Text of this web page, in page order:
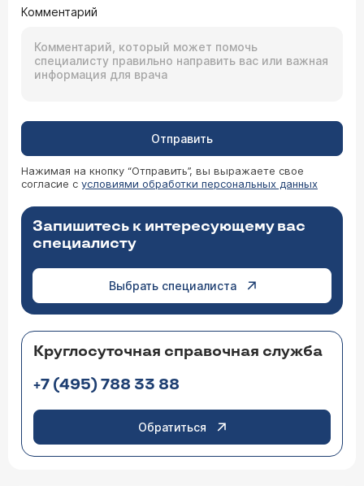
Комментарий
Отправить
Нажимая на кнопку “Отправить”, вы выражаете свое
согласие с условиями обработки персональных данных
Запишитесь к интересующему вас
специалисту
Выбрать специалиста
Круглосуточная справочная служба
+7 (495) 788 33 88
Обратиться